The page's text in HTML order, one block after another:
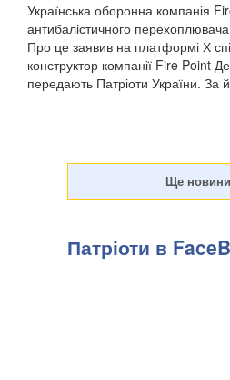
Українська оборонна компанія
антибалістичного
Про це заявив на платформі Х
конструктор компанії Fire Point
передають Патріоти України. За
Патріоти в